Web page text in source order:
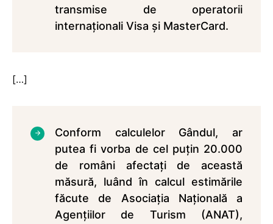
transmise de operatorii
internaţionali Visa şi MasterCard.
[…]
Conform calculelor Gândul, ar
putea fi vorba de cel puţin 20.000
de români afectaţi de această
măsură, luând în calcul estimările
făcute de Asociaţia Naţională a
Agenţiilor de Turism (ANAT),